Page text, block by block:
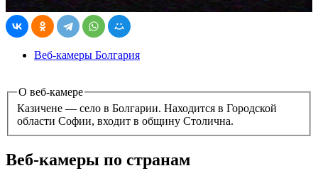
Веб-камеры Болгария
О веб-камере
Казичене — село в Болгарии. Находится в Городской
области Софии, входит в общину Столична.
Веб-камеры по странам